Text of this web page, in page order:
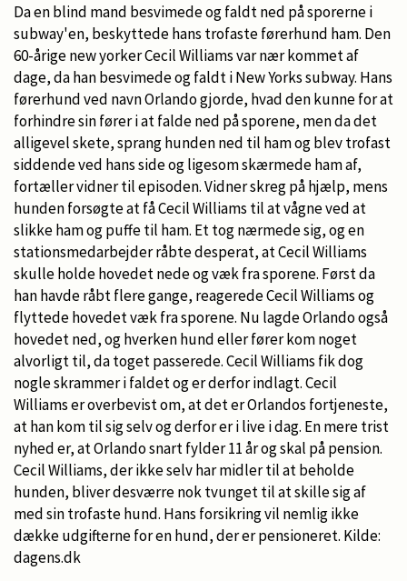
Da en blind mand besvimede og faldt ned på sporerne i
subway'en, beskyttede hans trofaste førerhund ham. Den
60-årige new yorker Cecil Williams var nær kommet af
dage, da han besvimede og faldt i New Yorks subway. Hans
førerhund ved navn Orlando gjorde, hvad den kunne for at
forhindre sin fører i at falde ned på sporene, men da det
alligevel skete, sprang hunden ned til ham og blev trofast
siddende ved hans side og ligesom skærmede ham af,
fortæller vidner til episoden. Vidner skreg på hjælp, mens
hunden forsøgte at få Cecil Williams til at vågne ved at
slikke ham og puffe til ham. Et tog nærmede sig, og en
stationsmedarbejder råbte desperat, at Cecil Williams
skulle holde hovedet nede og væk fra sporene. Først da
han havde råbt flere gange, reagerede Cecil Williams og
flyttede hovedet væk fra sporene. Nu lagde Orlando også
hovedet ned, og hverken hund eller fører kom noget
alvorligt til, da toget passerede. Cecil Williams fik dog
nogle skrammer i faldet og er derfor indlagt. Cecil
Williams er overbevist om, at det er Orlandos fortjeneste,
at han kom til sig selv og derfor er i live i dag. En mere trist
nyhed er, at Orlando snart fylder 11 år og skal på pension.
Cecil Williams, der ikke selv har midler til at beholde
hunden, bliver desværre nok tvunget til at skille sig af
med sin trofaste hund. Hans forsikring vil nemlig ikke
dække udgifterne for en hund, der er pensioneret. Kilde:
dagens.dk